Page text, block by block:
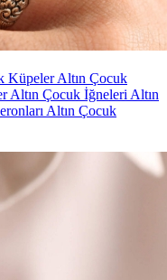
KüpelerAltın Çocuk
Altın Çocuk İğneleri Altın
Altın Çocuk